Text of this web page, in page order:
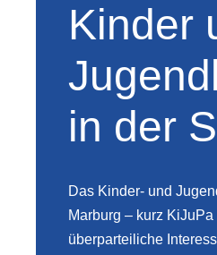
Kinder
in der
Das Kinder- und
Marburg – kurz
überparteiliche